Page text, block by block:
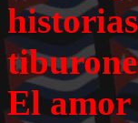
El amor